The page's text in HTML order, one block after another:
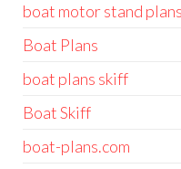
boat motor stand plans
Boat Plans
boat plans skiff
Boat Skiff
boat-plans.com